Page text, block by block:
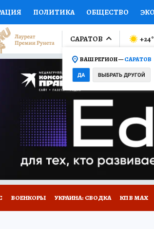
ПОЛИТИКА ОБЩЕСТВО
СПОРТ КОЛУМНИСТЫ
ФИНАНСЫ ОТКРЫВАЕМ МИР Я
НА СПОРТ ПРОМОКОДЫ СЕРИАЛЫ
ТЕЛЕВИЗОР КОЛЛЕКЦИИ
НОВОЕ НА САЙТЕ
САРАТОВ
ВАШ РЕГИОН —САРАТОВ
ДА ВЫБРАТЬ ДРУГОЙ
+24°
ВОЕНКОРЫ УКРАИНА: СВОДКА КП В МАХ